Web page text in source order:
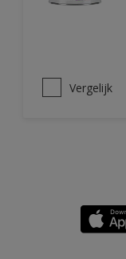
Vergelijk